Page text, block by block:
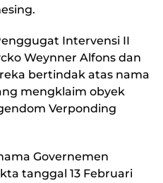
Intervensi II
Weynner Alfons dan
bertindak atas nama
mengklaim obyek
Verponding
Governemen
tanggal 13 Februari